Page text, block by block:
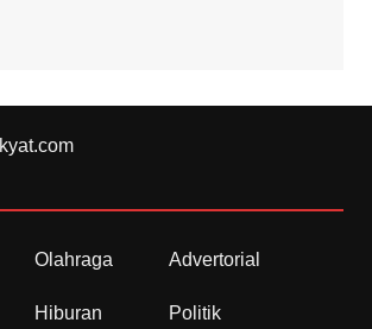
Olahraga Advertorial
Hiburan Politik